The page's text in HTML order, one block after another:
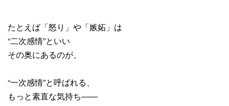
たとえば「怒り」や「嫉妬」は
“二次感情”といい
その奥にあるのが、
“一次感情”と呼ばれる、
もっと素直な気持ち――